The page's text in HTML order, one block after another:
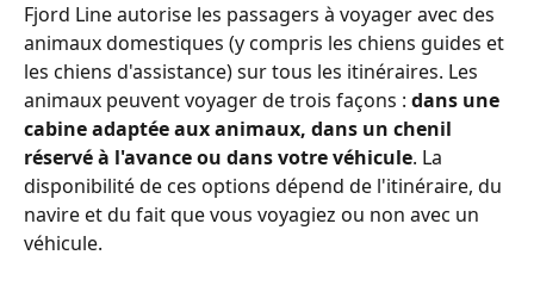
Fjord Line autorise les passagers à voyager avec des
animaux domestiques (y compris les chiens guides et
les chiens d'assistance) sur tous les itinéraires. Les
animaux peuvent voyager de trois façons : dans une
cabine adaptée aux animaux, dans un chenil
réservé à l'avance ou dans votre véhicule. La
disponibilité de ces options dépend de l'itinéraire, du
navire et du fait que vous voyagiez ou non avec un
véhicule.